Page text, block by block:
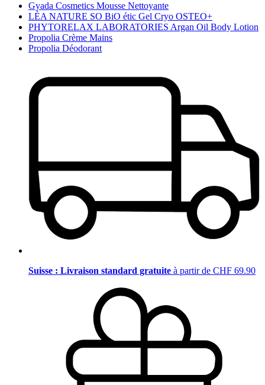
Gyada Cosmetics Mousse Nettoyante
LÉA NATURE SO BiO étic Gel Cryo OSTEO+
PHYTORELAX LABORATORIES Argan Oil Body Lotion
Propolia Crème Mains
Propolia Déodorant
Suisse : Livraison standard gratuite à partir de CHF 69.90